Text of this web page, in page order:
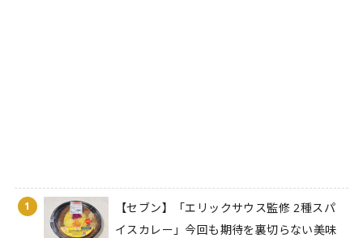
1
【セブン】「エリックサウス監修 2種スパ
イスカレー」今回も期待を裏切らない美味